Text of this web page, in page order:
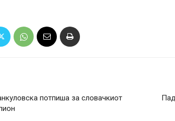
потпиша за словачкиот